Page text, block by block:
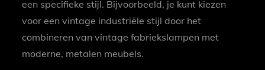
een specifieke stijl. Bijvoorbeeld, je kunt kiezen
voor een vintage industriële stijl door het
combineren van vintage fabriekslampen met
moderne, metalen meubels.